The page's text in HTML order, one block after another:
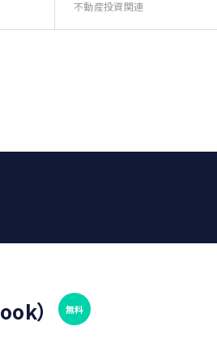
不動産投資関連
） 無料